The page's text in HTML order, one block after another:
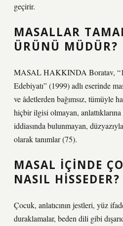
geçirir.
MASALLAR
ÜRÜNÜ MÜDÜR?
MASAL HAKKINDA Boratav,
Edebiyatı” (1999) adlı eserinde
ve âdetlerden bağımsız, tümüyle
hiçbir ilgisi olmayan,
iddiasında bulunmayan,
olarak tanımlar (75).
MASAL IÇINDE
NASIL HISSEDER?
Çocuk, anlatıcının jestleri, yüz
duraklamalar, beden dili gibi